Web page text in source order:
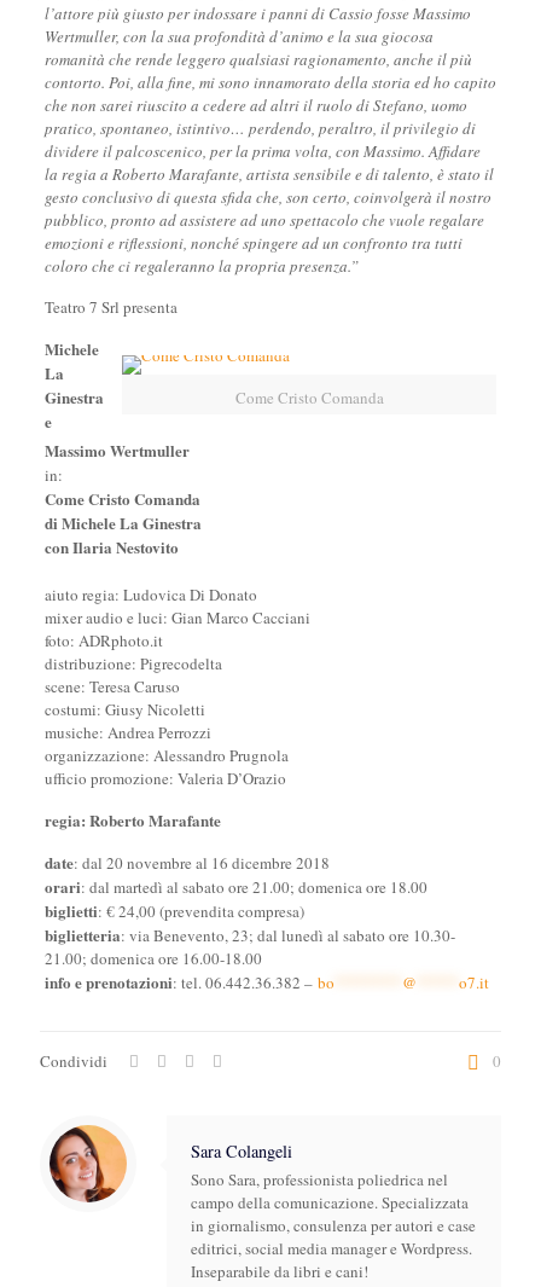
l’attore più giusto per indossare i panni di Cassio fosse Massimo
Wertmuller, con la sua profondità d’animo e la sua giocosa
romanità che rende leggero qualsiasi ragionamento, anche il più
contorto. Poi, alla fine, mi sono innamorato della storia ed ho capito
che non sarei riuscito a cedere ad altri il ruolo di Stefano, uomo
pratico, spontaneo, istintivo… perdendo, peraltro, il privilegio di
dividere il palcoscenico, per la prima volta, con Massimo. Affidare
la regia a Roberto Marafante, artista sensibile e di talento, è stato il
gesto conclusivo di questa sfida che, son certo, coinvolgerà il nostro
pubblico, pronto ad assistere ad uno spettacolo che vuole regalare
emozioni e riflessioni, nonché spingere ad un confronto tra tutti
coloro che ci regaleranno la propria presenza.”
Teatro 7 Srl presenta
Come Cristo Comanda
Michele
La
Ginestra
e
Massimo Wertmuller
in:
Come Cristo Comanda
di Michele La Ginestra
con Ilaria Nestovito
aiuto regia: Ludovica Di Donato
mixer audio e luci: Gian Marco Cacciani
foto: ADRphoto.it
distribuzione: Pigrecodelta
scene: Teresa Caruso
costumi: Giusy Nicoletti
musiche: Andrea Perrozzi
organizzazione: Alessandro Prugnola
ufficio promozione: Valeria D’Orazio
regia: Roberto Marafante
date: dal 20 novembre al 16 dicembre 2018
orari: dal martedì al sabato ore 21.00; domenica ore 18.00
biglietti: € 24,00 (prevendita compresa)
biglietteria: via Benevento, 23; dal lunedì al sabato ore 10.30-
21.00; domenica ore 16.00-18.00
info e prenotazioni: tel. 06.442.36.382 – bo @ o7.it
Condividi 0
Sara Colangeli
Sono Sara, professionista poliedrica nel
campo della comunicazione. Specializzata
in giornalismo, consulenza per autori e case
editrici, social media manager e Wordpress.
Inseparabile da libri e cani!